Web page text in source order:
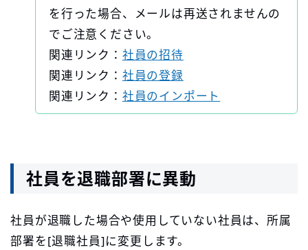
を行った場合、メールは再送されませんの
でご注意ください。
関連リンク： 社員の招待
関連リンク： 社員の登録
関連リンク： 社員のインポート
社員を退職部署に異動
社員が退職した場合や使用していない社員は、所属
部署を[退職社員]に変更します。